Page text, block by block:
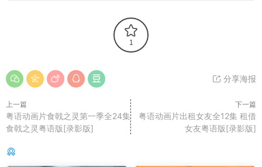
1
分享海报
上一篇
粤语动画片食戟之灵第一季全24集
食戟之灵粤语版[录影版]
下一篇
粤语动画片出租女友全12集 租借
女友粤语版[录影版]